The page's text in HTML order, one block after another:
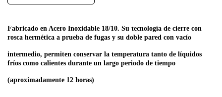
Fabricado en Acero Inoxidable 18/10. Su tecnología de cierre con
rosca hermética a prueba de fugas y su doble pared con vacío
intermedio, permiten conservar la temperatura tanto de líquidos
fríos como calientes durante un largo periodo de tiempo
(aproximadamente 12 horas)